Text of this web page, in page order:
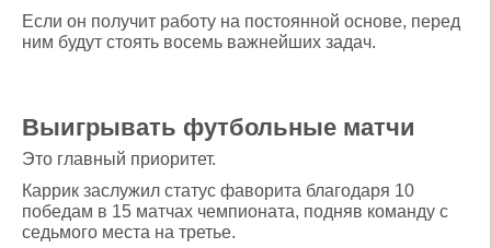
Если он получит работу на постоянной основе, перед
ним будут стоять восемь важнейших задач.
Выигрывать футбольные матчи
Это главный приоритет.
Каррик заслужил статус фаворита благодаря 10
победам в 15 матчах чемпионата, подняв команду с
седьмого места на третье.